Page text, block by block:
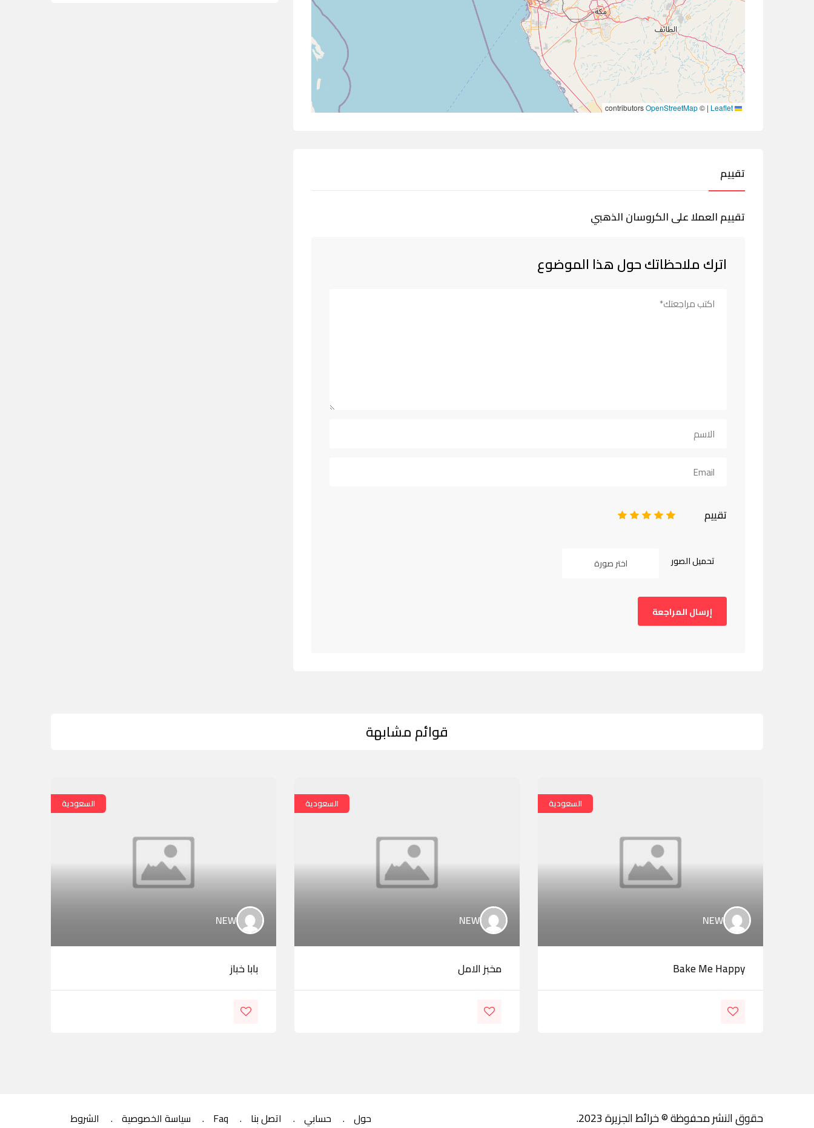
|
©
OpenStreetMap
تقييم
تقييم العملا على الكروسان الذهبي
اترك ملاحظاتك حول هذا الموضوع
تقييم 5
4
3
2
تحميل الصور اختر صورة
قوائم مشابهة
السعودية
NEW
Bake Me Happy
السعودية
NEW
مخبز الامل
السعودية
NEW
بابا خباز
حقوق النشر محفوظة © خرائط الجزيرة 2023. حول حسابي اتصل بنا Faq سياسة الخصوصية الشروط